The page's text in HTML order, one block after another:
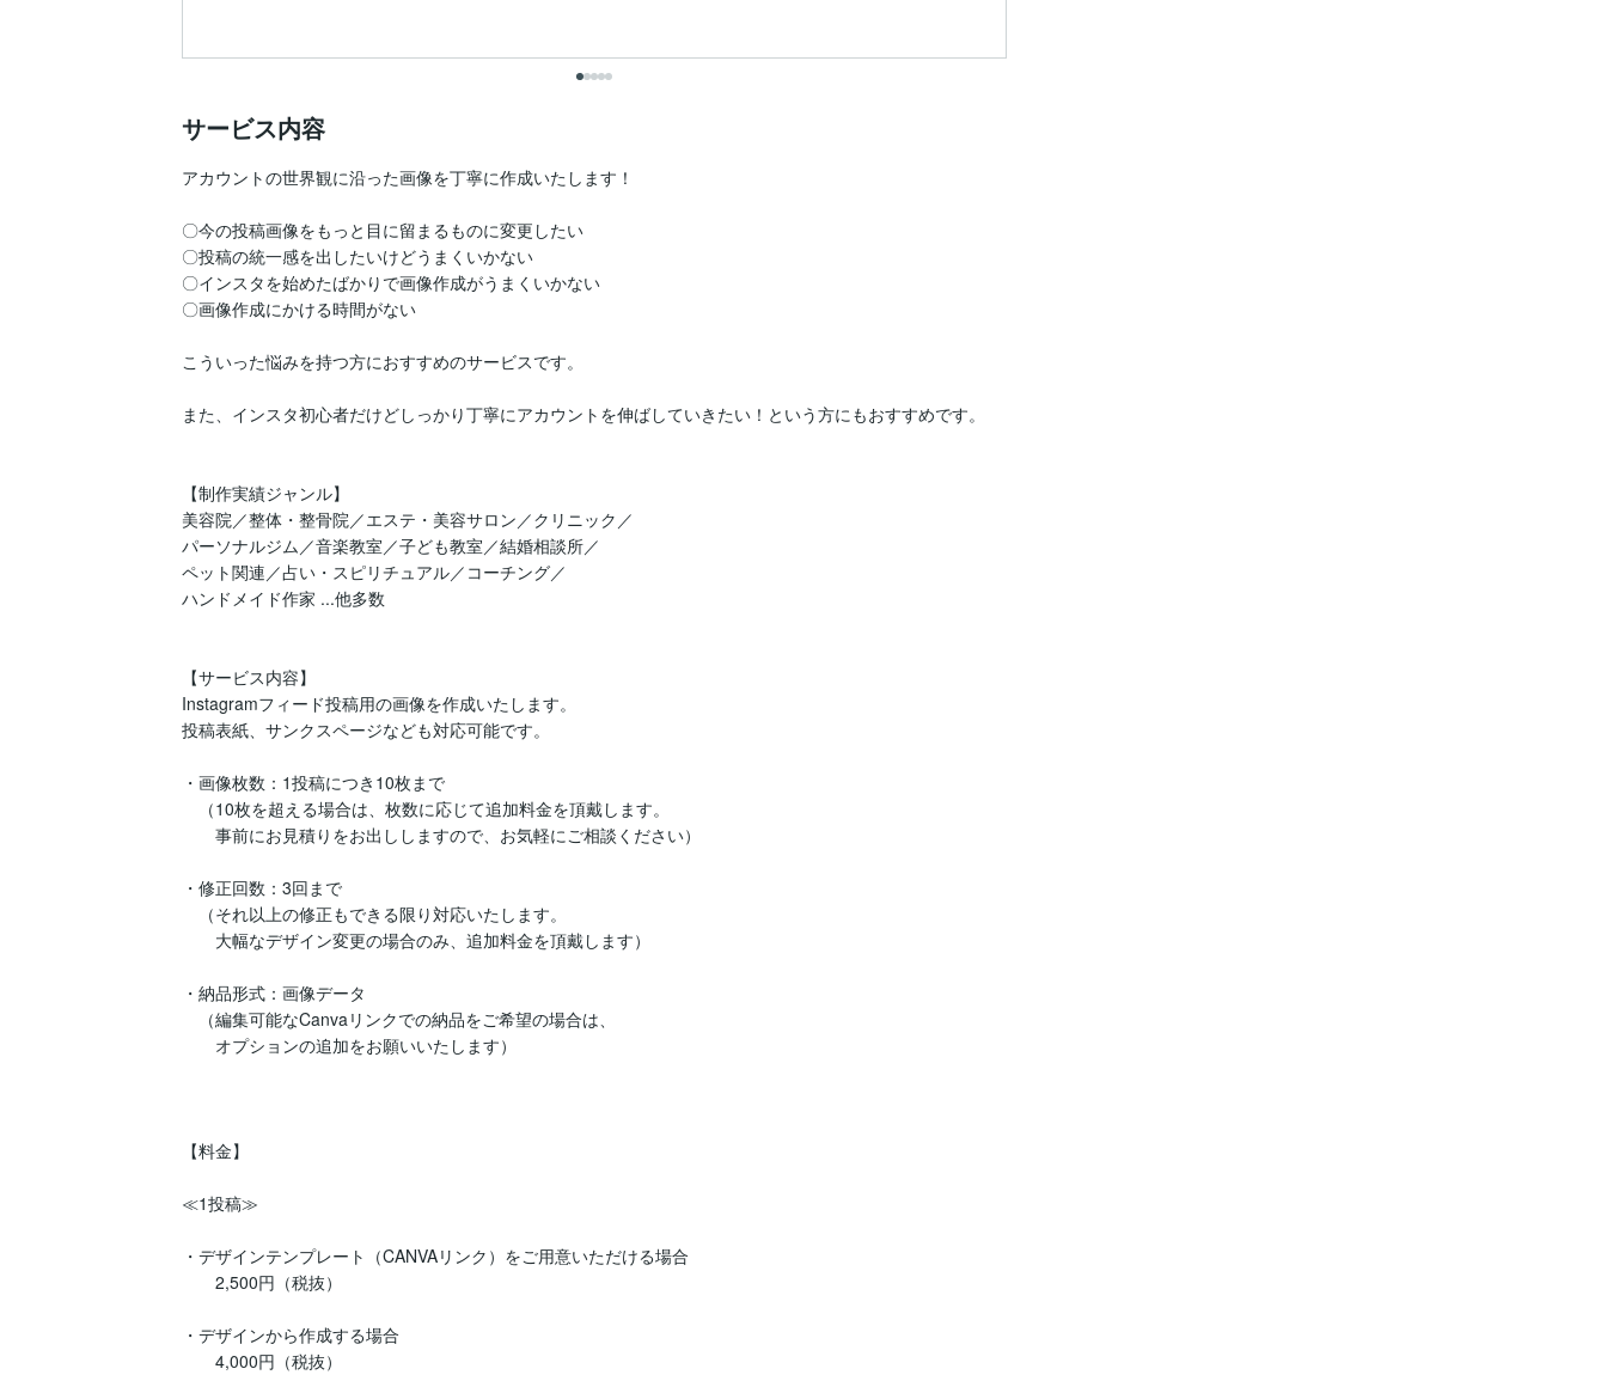
サービス内容
アカウントの世界観に沿った画像を丁寧に作成いたします！
〇今の投稿画像をもっと目に留まるものに変更したい
〇投稿の統一感を出したいけどうまくいかない
〇インスタを始めたばかりで画像作成がうまくいかない
〇画像作成にかける時間がない
こういった悩みを持つ方におすすめのサービスです。
また、インスタ初心者だけどしっかり丁寧にアカウントを伸ばしていきたい！という方にもおすすめです。
【制作実績ジャンル】
美容院／整体・整骨院／エステ・美容サロン／クリニック／
パーソナルジム／音楽教室／子ども教室／結婚相談所／
ペット関連／占い・スピリチュアル／コーチング／
ハンドメイド作家 ...他多数
【サービス内容】
Instagramフィード投稿用の画像を作成いたします。
投稿表紙、サンクスページなども対応可能です。
・画像枚数：1投稿につき10枚まで
（10枚を超える場合は、枚数に応じて追加料金を頂戴します。
事前にお見積りをお出ししますので、お気軽にご相談ください）
・修正回数：3回まで
（それ以上の修正もできる限り対応いたします。
大幅なデザイン変更の場合のみ、追加料金を頂戴します）
・納品形式：画像データ
（編集可能なCanvaリンクでの納品をご希望の場合は、
オプションの追加をお願いいたします）
【料金】
≪1投稿≫
・デザインテンプレート（CANVAリンク）をご用意いただける場合
2,500円（税抜）
・デザインから作成する場合
4,000円（税抜）